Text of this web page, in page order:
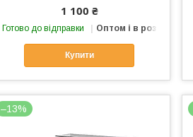
1 100 ₴
Готово до відправки Оптом і в роздріб
Купити
–13%